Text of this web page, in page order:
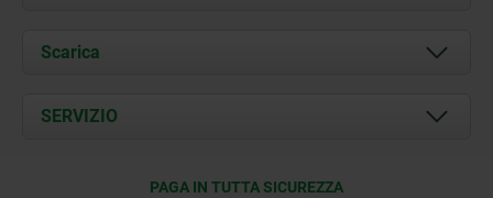
Chi siamo
Contatti
Scarica
Documents
SERVIZIO
PAGA IN TUTTA SICUREZZA